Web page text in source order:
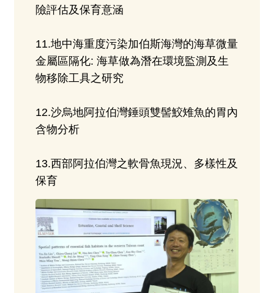
險評估及保育意涵
11.地中海重度污染加伯斯海灣的海草微量
金屬區隔化: 海草做為潛在環境監測及生
物移除工具之研究
12.沙烏地阿拉伯灣錘頭雙髻鮫雉魚的胃內
含物分析
13.西部阿拉伯灣之軟骨魚現況、多樣性及
保育